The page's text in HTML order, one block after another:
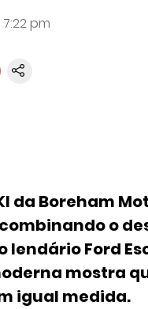
7:22 pm
da Boreham
o
Ford
mostra
igual medida.